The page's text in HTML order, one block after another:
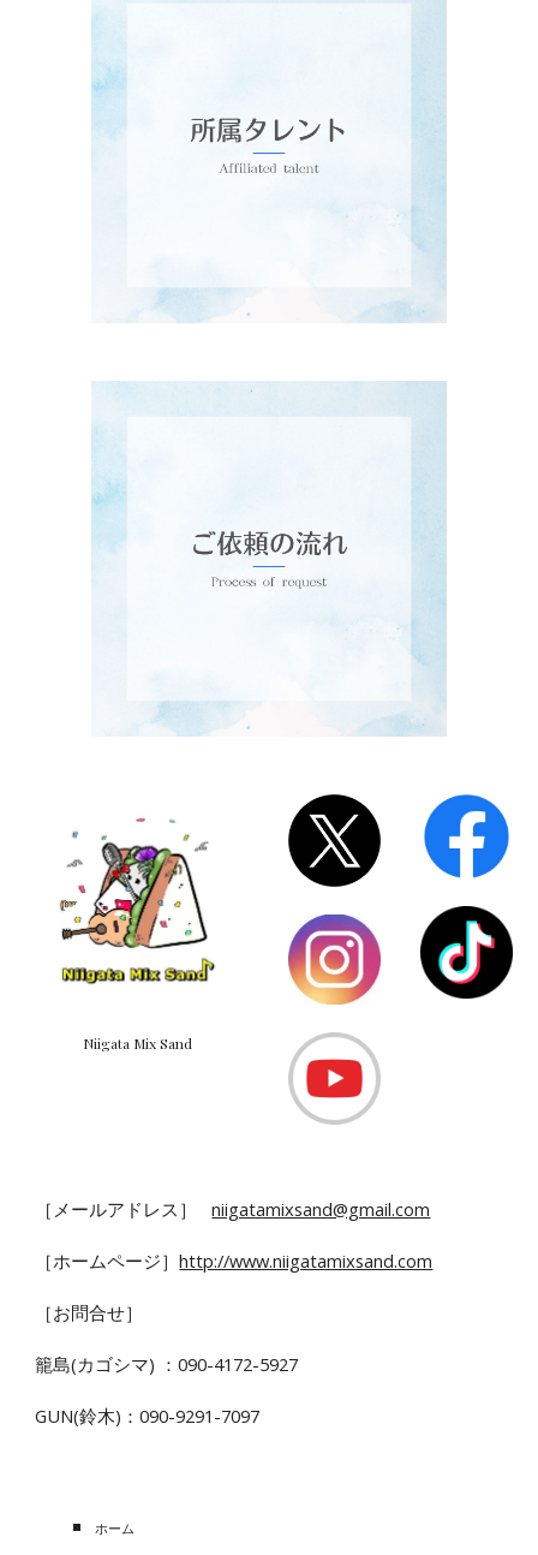
Niigata Mix Sand
［メールアドレス］niigatamixsand@gmail.com
［ホームページ］http://www.niigatamixsand.com
［お問合せ］
籠島(カゴシマ) ：090-4172-5927
GUN(鈴木)：090-9291-7097
ホーム